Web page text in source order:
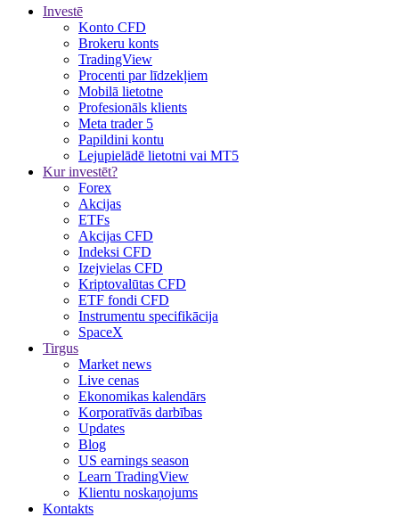
Investē
Konto CFD
Brokeru konts
TradingView
Procenti par līdzekļiem
Mobilā lietotne
Profesionāls klients
Meta trader 5
Papildini kontu
Lejupielādē lietotni vai MT5
Kur investēt?
Forex
Akcijas
ETFs
Akcijas CFD
Indeksi CFD
Izejvielas CFD
Kriptovalūtas CFD
ETF fondi CFD
Instrumentu specifikācija
SpaceX
Tirgus
Market news
Live cenas
Ekonomikas kalendārs
Korporatīvās darbības
Updates
Blog
US earnings season
Learn TradingView
Klientu noskaņojums
Kontakts